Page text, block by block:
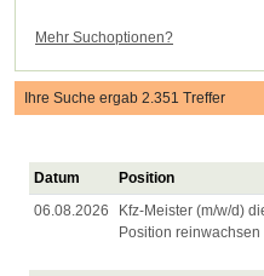
Mehr Suchoptionen?
Ihre Suche ergab 2.351 Treffer
Datum Position
06.08.2026
Kfz-Meister (m/w/d)
Position reinwachsen